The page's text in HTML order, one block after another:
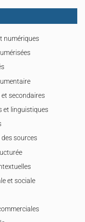
numériques
secondaires
et linguistiques
sources
et sociale